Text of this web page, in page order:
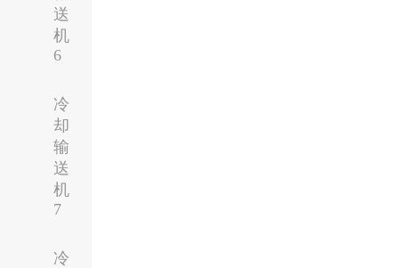
送
机
6
冷
却
输
送
机
7
冷